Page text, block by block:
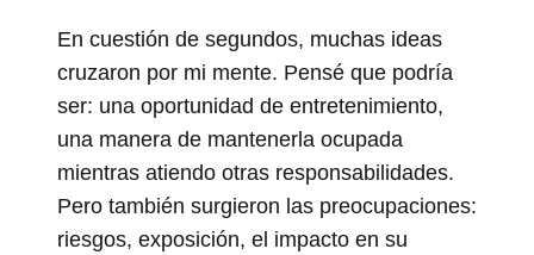
En cuestión de segundos, muchas ideas
cruzaron por mi mente. Pensé que podría
ser: una oportunidad de entretenimiento,
una manera de mantenerla ocupada
mientras atiendo otras responsabilidades.
Pero también surgieron las preocupaciones:
riesgos, exposición, el impacto en su